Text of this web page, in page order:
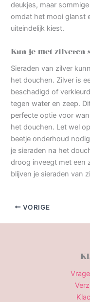
deukjes, maar
omdat het mooi glanst
uiteindelijk kiest.
Kun je met zilveren
Sieraden van zilver
het douchen. Zilver is
beschadigd of
tegen water en zeep.
perfecte optie voor
het douchen. Let wel
beetje onderhoud
je sieraden na het
droog inveegt met een
blijven je sieraden van
VORIGE